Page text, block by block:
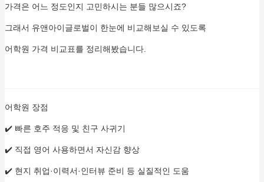
가격은 어느 정도인지 고민하시는 분들 많으시죠?
그래서 유앤아이글로벌이 한눈에 비교해보실 수 있도록
어학원 가격 비교표를 정리해봤습니다.
어학원 장점
✔️ 빠른 호주 적응 및 친구 사귀기
✔️ 직접 영어 사용하면서 자신감 향상
✔️ 현지 취업·이력서·인터뷰 준비 등 실질적인 도움